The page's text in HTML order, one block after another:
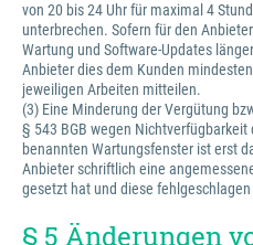
von 20 bis 24 Uhr für maximal 4
unterbrechen. Sofern für den
Wartung und Software-Updates
Anbieter dies dem Kunden
jeweiligen Arbeiten mitteilen.
(3) Eine Minderung der Vergütung
§ 543 BGB wegen
benannten Wartungsfenster ist erst
Anbieter schriftlich eine
gesetzt hat und diese
§ 5 Änderungen